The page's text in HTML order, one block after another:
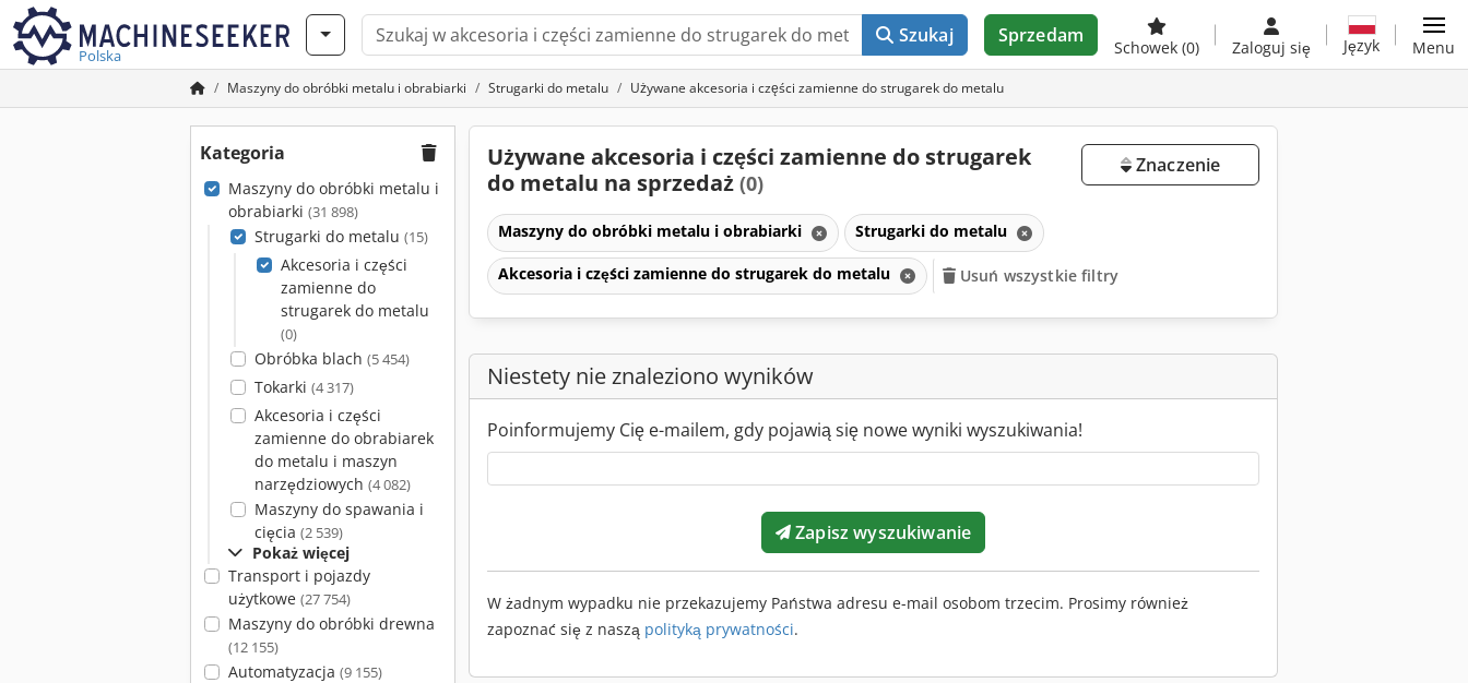
Polska
Szukaj Sprzedam
Schowek (0) Zaloguj się Język Menu
Maszyny do obróbki metalu i obrabiarki Strugarki do metalu Używane akcesoria i części zamienne do strugarek do metalu
Kategoria
Maszyny do obróbki metalu i
obrabiarki (31 898)
Strugarki do metalu (15)
Akcesoria i części
zamienne do
strugarek do metalu
(0)
Obróbka blach (5 454)
Tokarki (4 317)
Akcesoria i części
zamienne do obrabiarek
do metalu i maszyn
narzędziowych (4 082)
Maszyny do spawania i
cięcia (2 539)
Pokaż więcej
Transport i pojazdy
użytkowe (27 754)
Maszyny do obróbki drewna
(12 155)
Automatyzacja (9 155)
Używane akcesoria i części zamienne do strugarek
do metalu na sprzedaż (0)
Znaczenie
Maszyny do obróbki metalu i obrabiarki Strugarki do metalu
Akcesoria i części zamienne do strugarek do metalu Usuń wszystkie filtry
Niestety nie znaleziono wyników
Poinformujemy Cię e-mailem, gdy pojawią się nowe wyniki wyszukiwania!
Zapisz wyszukiwanie
W żadnym wypadku nie przekazujemy Państwa adresu e-mail osobom trzecim. Prosimy również
zapoznać się z naszą polityką prywatności.